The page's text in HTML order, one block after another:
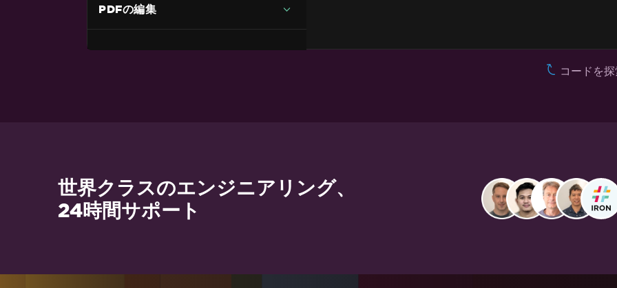
PDFの編集
コードを
世界クラスのエンジニアリング、
24時間サポート